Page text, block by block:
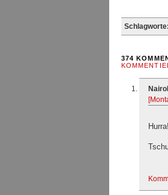
Schlagworte:
374